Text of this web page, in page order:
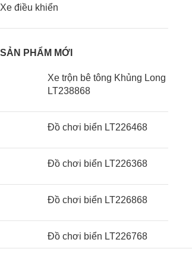
Xe điều khiển
SẢN PHẨM MỚI
Xe trộn bê tông Khủng Long
LT238868
Đồ chơi biển LT226468
Đồ chơi biển LT226368
Đồ chơi biển LT226868
Đồ chơi biển LT226768